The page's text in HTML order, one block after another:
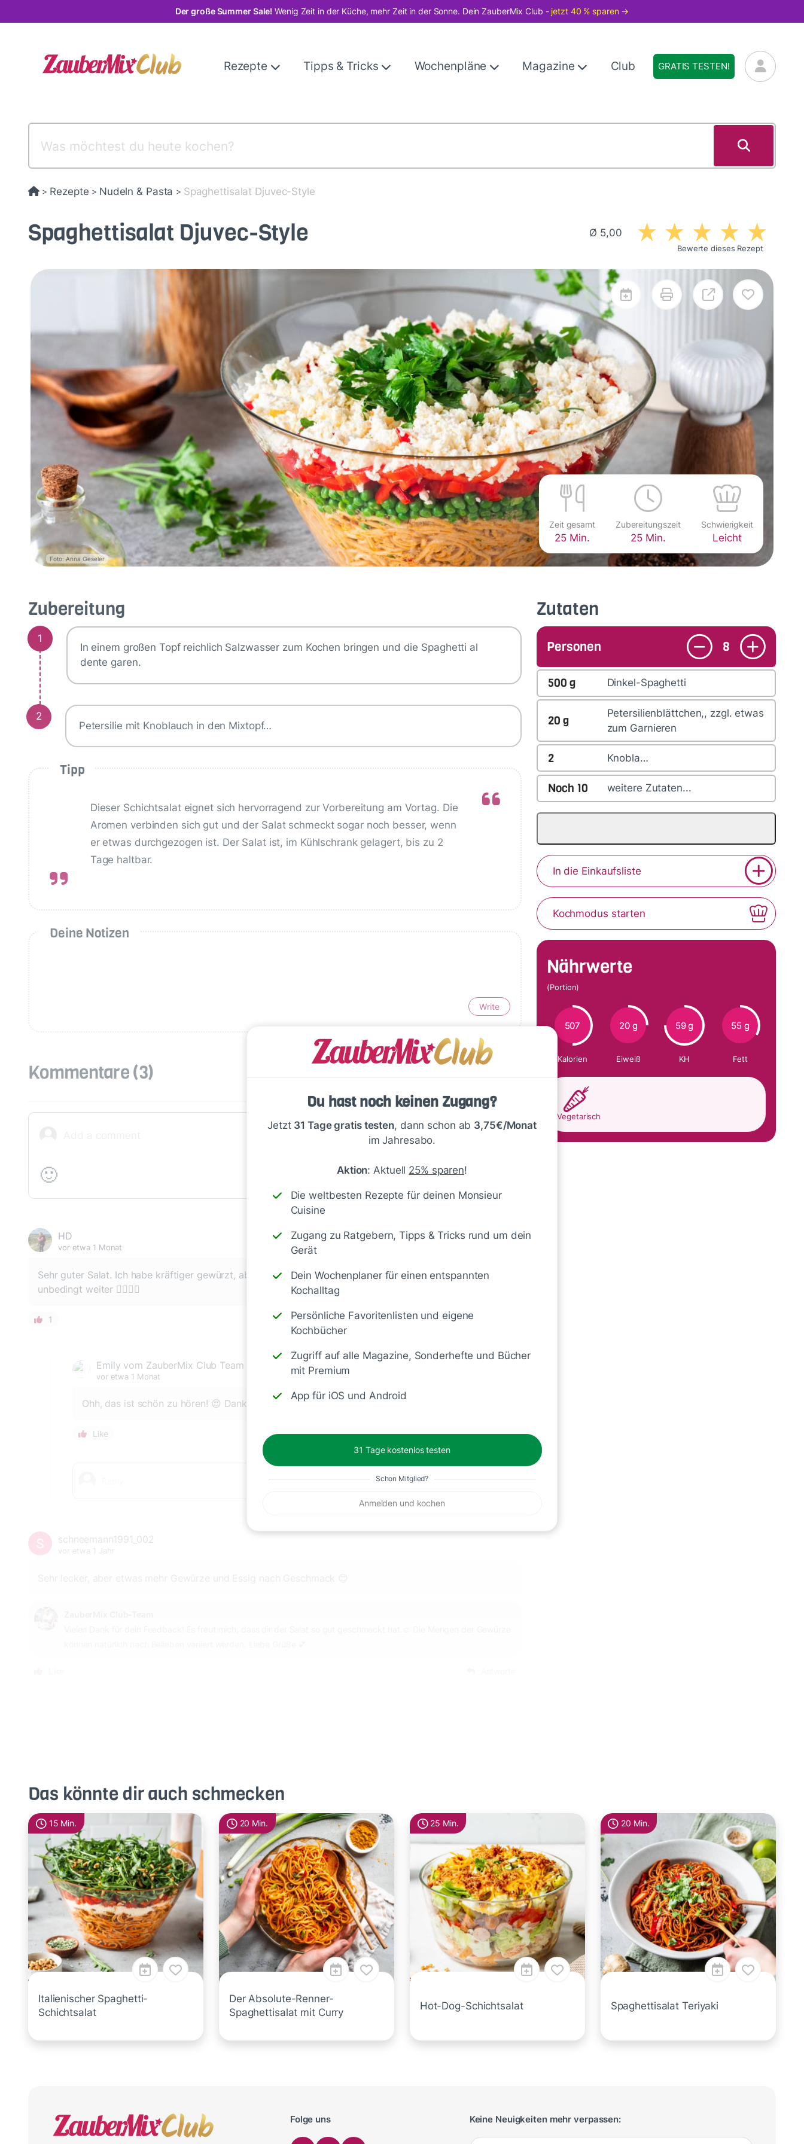
zum
Der große Summer Sale! Wenig Zeit in der Küche, mehr Zeit in der Sonne. Dein ZauberMix Club - jetzt 40 % sparen →
Rezepte Tipps & Tricks Wochenpläne Magazine Club GRATIS TESTEN!
> Rezepte > Nudeln & Pasta > Spaghettisalat Djuvec-Style
Spaghettisalat Djuvec-Style Ø 5,00
Bewerte dieses Rezept
Foto: Anna Gieseler
Zeit gesamt
25 Min.
Zubereitungszeit
25 Min.
Schwierigkeit
Leicht
Du hast noch keinen Zugang?
Jetzt 31 Tage gratis testen, dann schon ab 3,75€/Monat
im Jahresabo.
Aktion: Aktuell 25% sparen!
Die weltbesten Rezepte für deinen Monsieur
Cuisine
Zugang zu Ratgebern, Tipps & Tricks rund um dein
Gerät
Dein Wochenplaner für einen entspannten
Kochalltag
Persönliche Favoritenlisten und eigene
Kochbücher
Zugriff auf alle Magazine, Sonderhefte und Bücher
mit Premium
App für iOS und Android
31 Tage kostenlos testen
Schon Mitglied?
Anmelden und kochen
Zubereitung
1
In einem großen Topf reichlich Salzwasser zum Kochen bringen und die Spaghetti al
dente garen.
2
Petersilie mit Knoblauch in den Mixtopf…
Tipp
Dieser Schichtsalat eignet sich hervorragend zur Vorbereitung am Vortag. Die
Aromen verbinden sich gut und der Salat schmeckt sogar noch besser, wenn
er etwas durchgezogen ist. Der Salat ist, im Kühlschrank gelagert, bis zu 2
Tage haltbar.
Deine Notizen
Write
Kommentare(3)
🙂 1500 Speichern
HD
vor etwa 1 Monat
Sehr guter Salat. Ich habe kräftiger gewürzt, aber das ist ja Geschmacksache. Ich empfehle das Rezepte
unbedingt weiter 👍🏻😊😋
1
Emily vom ZauberMix Club Team
vor etwa 1 Monat
Ohh, das ist schön zu hören! 😍 Danke dir für so ein liebes Feedback. 😊🥰
Like
schneemann1991_002
vor etwa 1 Jahr
Zutaten
Personen 8
500 g Dinkel-Spaghetti
20 g
Petersilienblättchen,, zzgl. etwas
zum Garnieren
2 Knobla…
Noch 10 weitere Zutaten...
In die Einkaufsliste
Kochmodus starten
Nährwerte
(Portion)
507
Kalorien
20 g
Eiweiß
59 g
KH
55 g
Fett
Vegetarisch
Das könnte dir auch schmecken
15 Min.
Italienischer Spaghetti-
Schichtsalat
20 Min.
Der Absolute-Renner-
Spaghettisalat mit Curry
25 Min.
Hot-Dog-Schichtsalat
20 Min.
Spaghettisalat Teriyaki
Folge uns Keine Neuigkeiten mehr verpassen: